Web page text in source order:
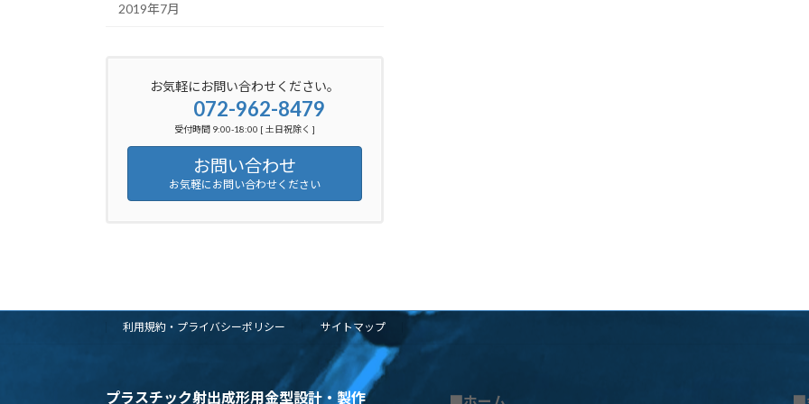
2019年7月
お気軽にお問い合わせください。
072-962-8479
受付時間 9:00-18:00 [ 土日祝除く ]
お問い合わせ
お気軽にお問い合わせください
利用規約・プライバシーポリシー サイトマップ
プラスチック射出成形用金型設計・製作